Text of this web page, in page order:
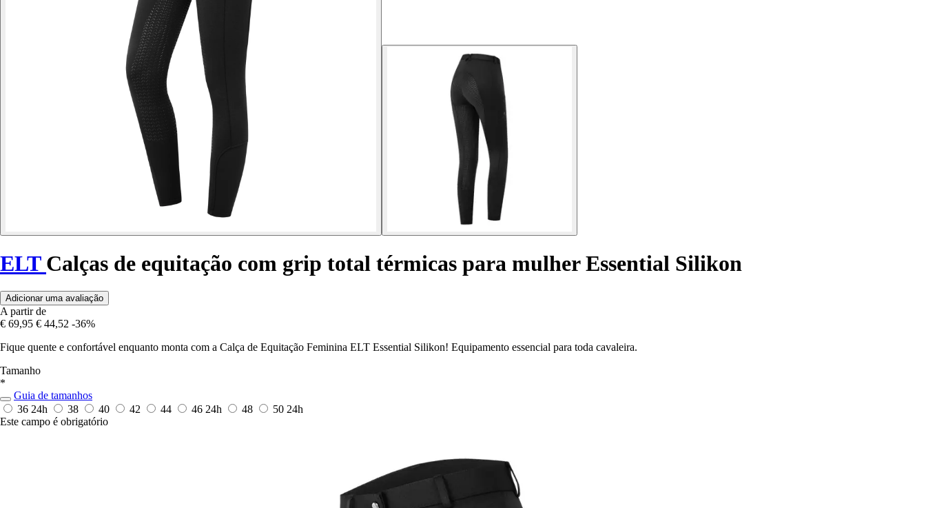
ELT Calças de equitação com grip total térmicas para mulher Essential Silikon
Adicionar uma avaliação
A partir de
€ 69,95 € 44,52 -36%
Fique quente e confortável enquanto monta com a Calça de Equitação Feminina ELT Essential Silikon! Equipamento essencial para toda cavaleira.
Tamanho
*
Guia de tamanhos
36 24h 38 40 42 44 46 24h 48 50 24h
Este campo é obrigatório